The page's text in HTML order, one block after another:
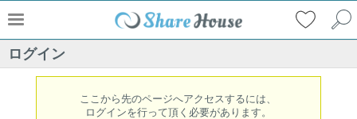
ログイン
ここから先のページへアクセスするには、
ログインを行って頂く必要があります。